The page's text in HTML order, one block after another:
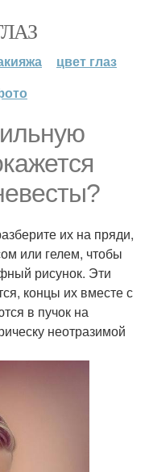
цвет глаз
их на пряди,
или гелем, чтобы
рисунок. Эти
концы их вместе с
в пучок на
неотразимой